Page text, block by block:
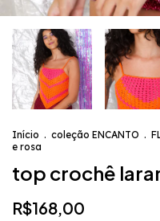
Início . coleção ENCANTO .
e rosa
top crochê
R$168,00